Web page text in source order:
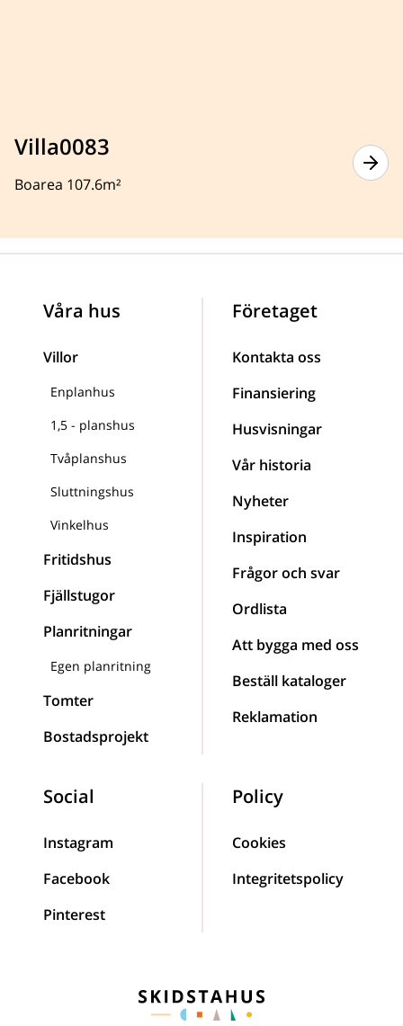
Villa0083
Boarea 107.6m²
Våra hus
Villor
Enplanhus
1,5 - planshus
Tvåplanshus
Sluttningshus
Vinkelhus
Fritidshus
Fjällstugor
Planritningar
Egen planritning
Tomter
Bostadsprojekt
Företaget
Kontakta oss
Finansiering
Husvisningar
Vår historia
Nyheter
Inspiration
Frågor och svar
Ordlista
Att bygga med oss
Beställ kataloger
Reklamation
Social
Instagram
Facebook
Pinterest
Policy
Cookies
Integritetspolicy